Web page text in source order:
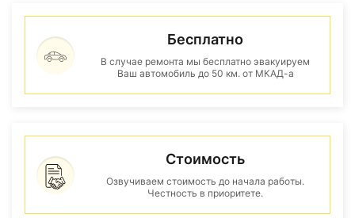
Бесплатно
В случае ремонта мы бесплатно эвакуируем
Ваш автомобиль до 50 км. от МКАД-а
Стоимость
Озвучиваем стоимость до начала работы.
Честность в приоритете.